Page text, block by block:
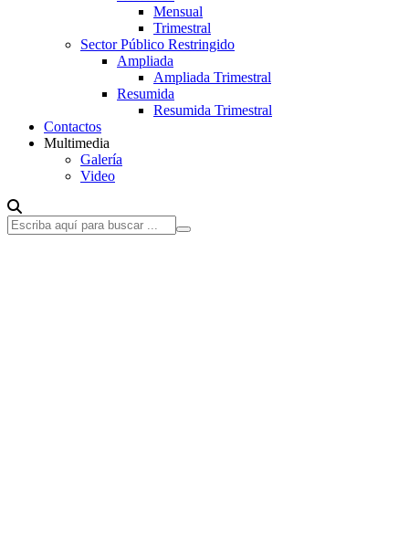
Mensual
Trimestral
Sector Público Restringido
Ampliada
Ampliada Trimestral
Resumida
Resumida Trimestral
Contactos
Multimedia
Galería
Video